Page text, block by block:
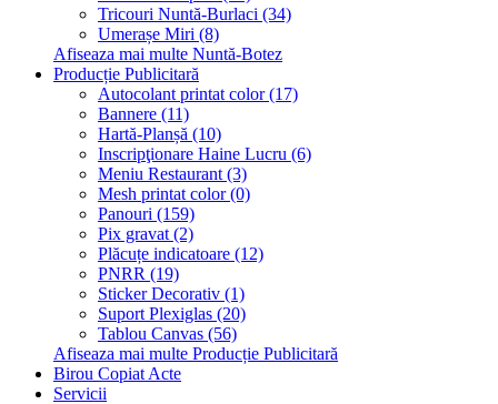
Tricouri Nuntă-Burlaci (34)
Umerașe Miri (8)
Afiseaza mai multe Nuntă-Botez
Producție Publicitară
Autocolant printat color (17)
Bannere (11)
Hartă-Planșă (10)
Inscripţionare Haine Lucru (6)
Meniu Restaurant (3)
Mesh printat color (0)
Panouri (159)
Pix gravat (2)
Plăcuțe indicatoare (12)
PNRR (19)
Sticker Decorativ (1)
Suport Plexiglas (20)
Tablou Canvas (56)
Afiseaza mai multe Producție Publicitară
Birou Copiat Acte
Servicii